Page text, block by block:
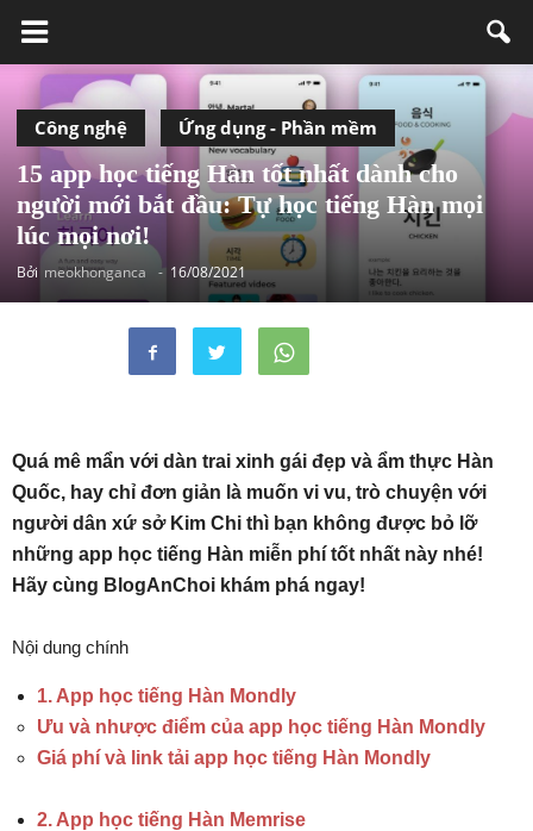
Công nghệ Ứng dụng - Phần mềm
15 app học tiếng Hàn tốt nhất dành cho
người mới bắt đầu: Tự học tiếng Hàn mọi
lúc mọi nơi!
Bởi meokhonganca - 16/08/2021
Quá mê mẩn với dàn trai xinh gái đẹp và ẩm thực Hàn
Quốc, hay chỉ đơn giản là muốn vi vu, trò chuyện với
người dân xứ sở Kim Chi thì bạn không được bỏ lỡ
những app học tiếng Hàn miễn phí tốt nhất này nhé!
Hãy cùng BlogAnChoi khám phá ngay!
Nội dung chính
1. App học tiếng Hàn Mondly
Ưu và nhược điểm của app học tiếng Hàn Mondly
Giá phí và link tải app học tiếng Hàn Mondly
2. App học tiếng Hàn Memrise